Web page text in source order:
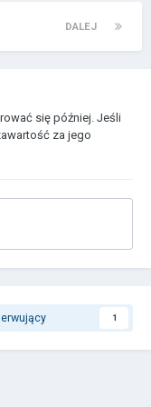
DALEJ
się później. Jeśli
za jego
1